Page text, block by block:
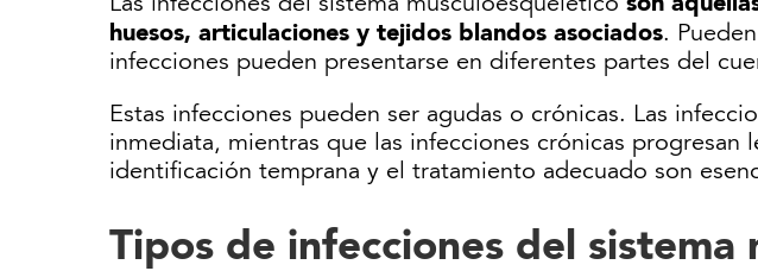
huesos, articulaciones y tejidos blandos asociados.
infecciones pueden presentarse en diferentes partes del
Estas infecciones pueden ser agudas o crónicas. Las
inmediata, mientras que las infecciones crónicas
identificación temprana y el tratamiento adecuado son
Tipos de infecciones del sistema